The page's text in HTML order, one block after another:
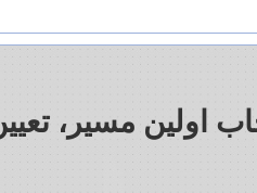
اولین مسیر،